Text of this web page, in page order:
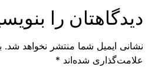
دیدگاهتان را
نشانی ایمیل شما منتشر نخواهد شد.
علامت‌گذاری شده‌اند *